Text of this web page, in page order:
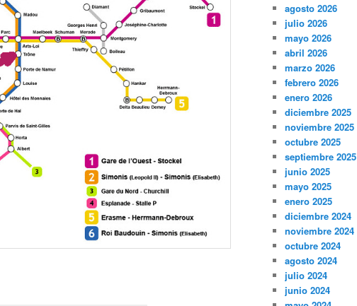
agosto 2026
julio 2026
mayo 2026
abril 2026
marzo 2026
febrero 2026
enero 2026
diciembre 2025
noviembre 2025
octubre 2025
septiembre 2025
junio 2025
mayo 2025
enero 2025
diciembre 2024
noviembre 2024
octubre 2024
agosto 2024
julio 2024
junio 2024